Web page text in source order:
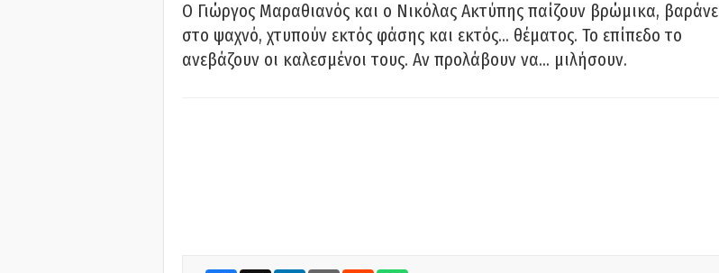
Ο Γιώργος Μαραθιανός και ο Νικόλας Ακτύπης παίζουν βρώμικα, βαράνε
στο ψαχνό, χτυπούν εκτός φάσης και εκτός… θέματος. Το επίπεδο το
ανεβάζουν οι καλεσμένοι τους. Αν προλάβουν να… μιλήσουν.